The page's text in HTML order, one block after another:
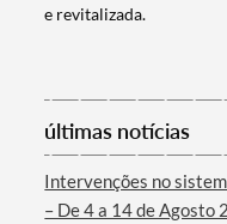
e revitalizada.
últimas notícias
Intervenções no
– De 4 a 14 de Agosto